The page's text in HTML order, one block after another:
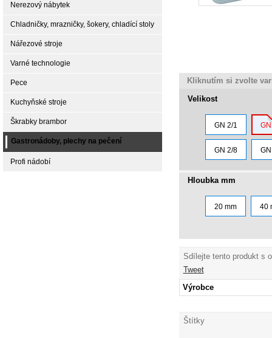
Kliknutím si zvolte
Velikost
GN 2/1
GN 2/8
Hloubka mm
20 mm 40
Sdílejte tento produkt s
Tweet
Výrobce
Štítky
Nerezový nábytek
Chladničky, mrazničky, šokery, chladící stoly
Nářezové stroje
Varné technologie
Pece
Kuchyňské stroje
Škrabky brambor
Gastronádoby, plechy na pečení
Profi nádobí